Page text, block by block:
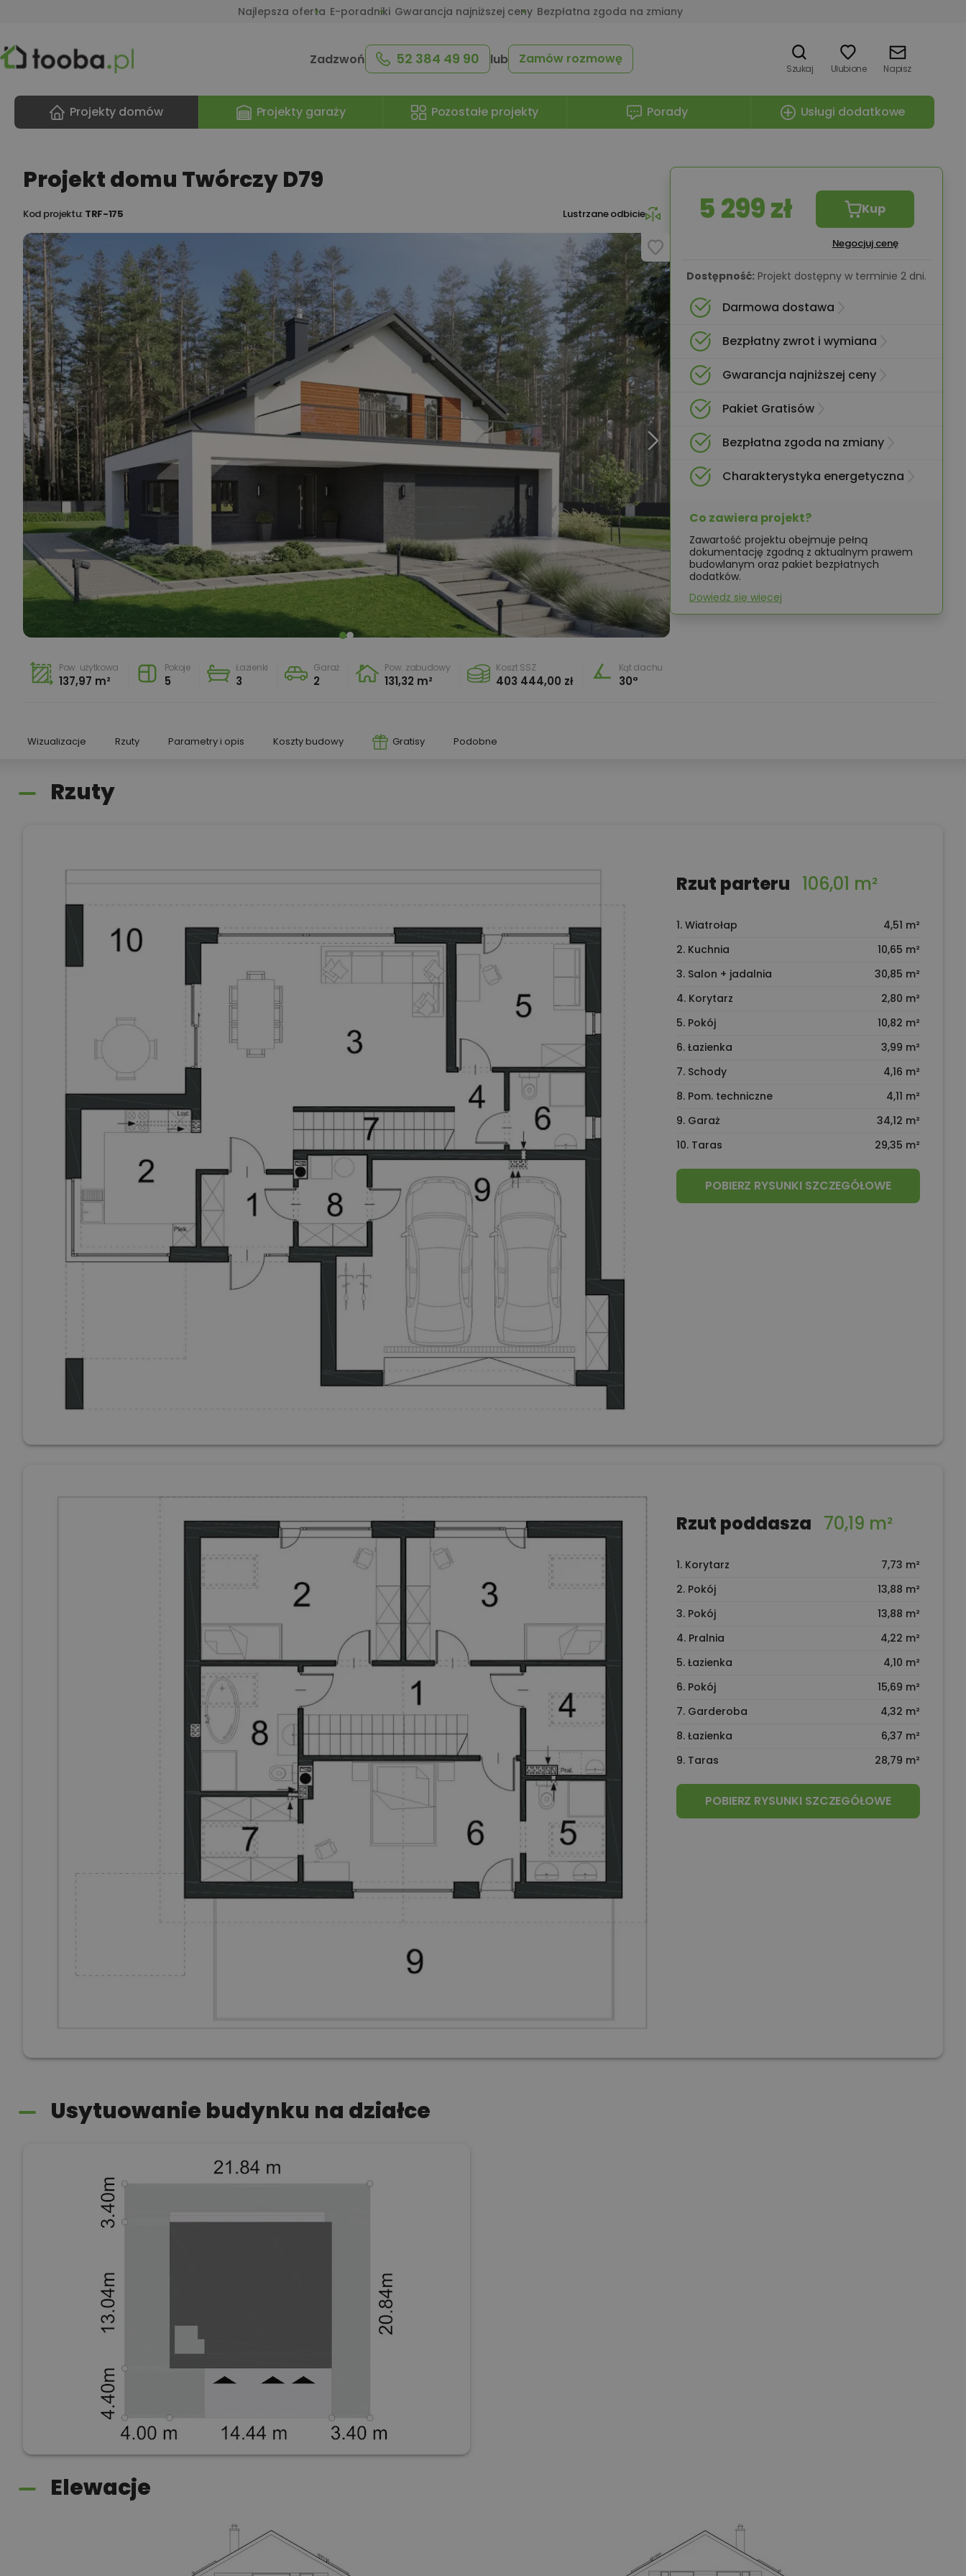
Najlepsza oferta E-poradniki Gwarancja najniższej ceny Bezpłatna zgoda na zmiany
Zadzwoń 52 384 49 90 lub Zamów rozmowę
Szukaj Ulubione Napisz
Projekty domów Projekty garaży Pozostałe projekty Porady Usługi dodatkowe
Projekt domu Twórczy D79
Kod projektu: TRF-175 Lustrzane odbicie
Pow. użytkowa
137,97 m²
Pokoje
5
Łazienki
3
Garaż
2
Pow. zabudowy
131,32 m²
Koszt SSZ
403 444,00 zł
Kąt dachu
30°
5 299 zł Kup
Negocjuj cenę
Dostępność: Projekt dostępny w terminie 2 dni.
Darmowa dostawa
Bezpłatny zwrot i wymiana
Gwarancja najniższej ceny
Pakiet Gratisów
Bezpłatna zgoda na zmiany
Charakterystyka energetyczna
Co zawiera projekt?
Zawartość projektu obejmuje pełną
dokumentację zgodną z aktualnym prawem
budowlanym oraz pakiet bezpłatnych
dodatków.
Dowiedz się więcej
Wizualizacje Rzuty Parametry i opis Koszty budowy Gratisy Podobne
Rzuty
Rzut parteru 106,01 m²
1. Wiatrołap
4,51 m²
2. Kuchnia
10,65 m²
3. Salon + jadalnia
30,85 m²
4. Korytarz
2,80 m²
5. Pokój
10,82 m²
6. Łazienka
3,99 m²
7. Schody
4,16 m²
8. Pom. techniczne
4,11 m²
9. Garaż
34,12 m²
10. Taras
29,35 m²
POBIERZ RYSUNKI SZCZEGÓŁOWE
Rzut poddasza 70,19 m²
1. Korytarz
7,73 m²
2. Pokój
13,88 m²
3. Pokój
13,88 m²
4. Pralnia
4,22 m²
5. Łazienka
4,10 m²
6. Pokój
15,69 m²
7. Garderoba
4,32 m²
8. Łazienka
6,37 m²
9. Taras
28,79 m²
POBIERZ RYSUNKI SZCZEGÓŁOWE
Usytuowanie budynku na działce
Elewacje